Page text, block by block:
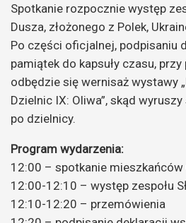
Spotkanie rozpocznie występ
Dusza, złożonego z Polek,
Po części oficjalnej, podpisaniu
pamiątek do kapsuły czasu,
odbędzie się wernisaż wystawy
Dzielnic IX: Oliwa”, skąd
po dzielnicy.
Program wydarzenia:
12:00 – spotkanie mieszkańców
12:00-12:10 – występ zespołu
12:10-12:20 – przemówienia